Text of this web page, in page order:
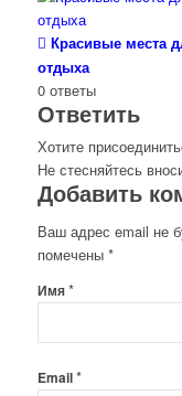
Красивые места
отдыха
0 ответы
Ответить
Хотите
Не стесняйтесь
Добавить
Ваш адрес email не
помечены *
Имя*
Email*